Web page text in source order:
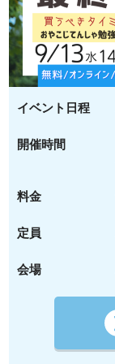
イベント日程
開催時間
料金
定員
会場